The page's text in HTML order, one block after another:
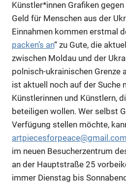
Künstler*innen Grafiken
Geld für Menschen aus der
Einnahmen kommen erstmal
packen’s an“ zu Gute, die
zwischen Moldau und der
polnisch-ukrainischen Grenze
ist aktuell noch auf der Suche
Künstlerinnen und Künstlern,
beteiligen wollen. Wer selbst
Verfügung stellen möchte,
artpiecesforpeace@gmail.com
im neuen Besucherzentrum
an der Hauptstraße 25
immer Dienstag bis